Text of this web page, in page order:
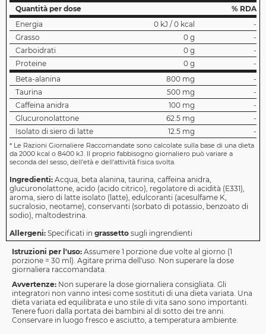
Quantità per dose
% RDA
Energia
0 kJ / 0 kcal
-
Grasso
0 g
-
Carboidrati
0 g
-
Proteine
0 g
-
Beta-alanina
800 mg
-
Taurina
500 mg
-
Caffeina anidra
100 mg
-
Glucuronolattone
62.5 mg
-
Isolato di siero di latte
12.5 mg -
* Le Razioni Giornaliere Raccomandate sono calcolate sulla base di una dieta
da 2000 kcal o 8400 kJ. Il proprio fabbisogno giornaliero può variare a
seconda del sesso, dell'età e dell'attività fisica svolta.
Ingredienti: Acqua, beta alanina, taurina, caffeina anidra,
glucuronolattone, acido (acido citrico), regolatore di acidità (E331),
aroma, siero di latte isolato (latte), edulcoranti (acesulfame K,
sucralosio, neotame), conservanti (sorbato di potassio, benzoato di
sodio), maltodestrina.
Allergeni: Specificati in grassetto sugli ingrendienti
Istruzioni per l'uso: Assumere 1 porzione due volte al giorno (1
porzione = 30 ml). Agitare prima dell'uso. Non superare la dose
giornaliera raccomandata.
Avvertenze: Non superare la dose giornaliera consigliata. Gli
integratori non vanno intesi come sostituti di una dieta variata. Una
dieta variata ed equilibrata e uno stile di vita sano sono importanti.
Tenere fuori dalla portata dei bambini al di sotto dei tre anni.
Conservare in luogo fresco e asciutto, a temperatura ambiente.